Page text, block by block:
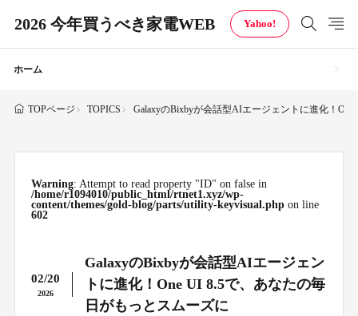
2026 今年買うべき家電WEB Yahoo!
ホーム
TOPページ TOPICS GalaxyのBixbyが会話型AIエージェントに進化！
Warning: Attempt to read property "ID" on false in
/home/r1094010/public_html/rtnet1.xyz/wp-
content/themes/gold-blog/parts/utility-keyvisual.phpon line
602
02/20
2026
GalaxyのBixbyが会話型AIエージェン
トに進化！One UI 8.5で、あなたの毎
日がもっとスムーズに